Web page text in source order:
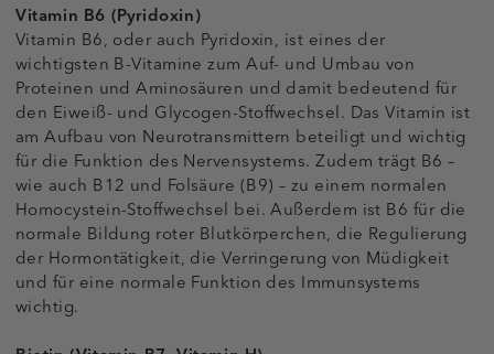
Vitamin B6 (Pyridoxin)
Vitamin B6, oder auch Pyridoxin, ist eines der
wichtigsten B-Vitamine zum Auf- und Umbau von
Proteinen und Aminosäuren und damit bedeutend für
den Eiweiß- und Glycogen-Stoffwechsel. Das Vitamin ist
am Aufbau von Neurotransmittern beteiligt und wichtig
für die Funktion des Nervensystems. Zudem trägt B6 –
wie auch B12 und Folsäure (B9) – zu einem normalen
Homocystein-Stoffwechsel bei. Außerdem ist B6 für die
normale Bildung roter Blutkörperchen, die Regulierung
der Hormontätigkeit, die Verringerung von Müdigkeit
und für eine normale Funktion des Immunsystems
wichtig.